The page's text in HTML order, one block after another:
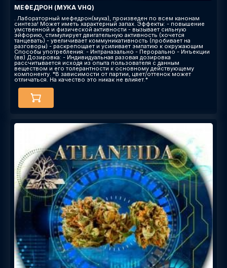
МЕФЕДРОН (МУКА VHQ)
. Лабораторный мефедрон(мука), произведен по всем канонам
синтеза! Может иметь характерный запах. Эффекты: - повышение
умственной и физической активности - вызывает сильную
эйфорию, стимулирует двигательную активность (хочется
танцевать) - увеличивает коммуникативность (пробивает на
разговоры) - раскрепощает и усиливает эмпатию к окружающим
Способы употребления: - Интраназально - Перорально - Инъекции
(вв) Дозировка: - Индивидуальная разовая дозировка
рассчитывается исходя из опыта пользователя с данным
веществом и его толерантности к основному действующему
компоненту. *В зависимости от партии, цвет/оттенок может
отличаться. На качество это никак не влияет.*